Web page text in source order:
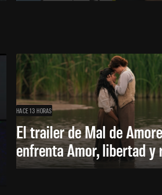
HACE 13 HORAS
El trailer de Mal de
enfrenta Amor, libertad y